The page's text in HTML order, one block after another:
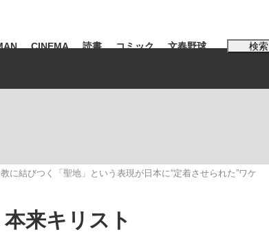
CINEMA 読書 コミック 文春野球 検索
二 #内田有紀
#松田聖子
に結びつく「聖地」という表現が日本に“定着させられた”ワケ
来キリスト